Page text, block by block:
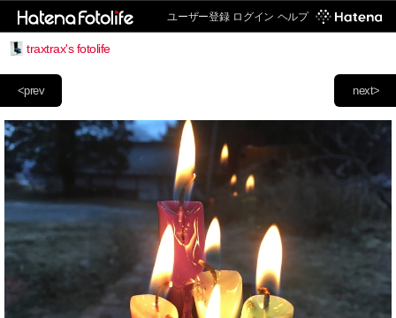
ユーザー登録 ログイン ヘルプ
traxtrax's fotolife
next>
<prev